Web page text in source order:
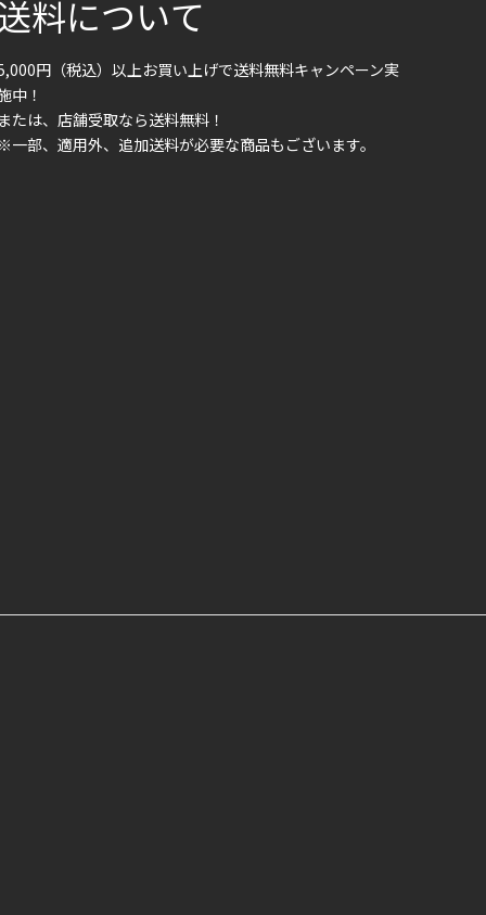
料について
円（税込）以上お買い上げで送料無料キャンペーン実
中！
または、店舗受取なら送料無料！
※一部、適用外、追加送料が必要な商品もございます。